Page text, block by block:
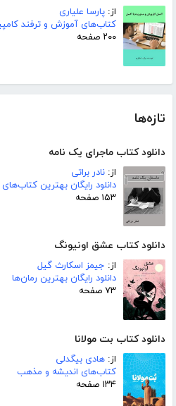
از: پارسا علیاری
کتاب‌های آموزش و ترفند
۲۰۰ صفحه
تازه‌ها
دانلود کتاب ماجرای یک نامه
از: نادر براتی
دانلود رایگان بهترین
۱۵۳ صفحه
دانلود کتاب عشق اونیونگ
از: جیمز اسکارث گیل
دانلود رایگان بهترین رمان‌ها
۷۳ صفحه
دانلود کتاب بت مولانا
از: هادی بیگدلی
کتاب‌های اندیشه و مذهب
۱۳۴ صفحه